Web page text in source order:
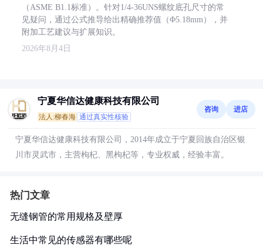
（ASME B1.1标准）。针对1/4-36UNS螺纹底孔尺寸的常
见疑问，通过公式推导给出精确推荐值（Φ5.18mm），并
附加工艺建议与扩展知识。
2026年8月4日
宁夏华信达健康科技有限公司
法人:柳春海 通过真实性核验
咨询 进店
宁夏华信达健康科技有限公司，2014年成立于宁夏回族自治区银
川市灵武市，主营枸杞、黑枸杞等，专业权威，经验丰富。
热门文章
无缝钢管的常用规格及壁厚
生活中常见的传感器有哪些呢